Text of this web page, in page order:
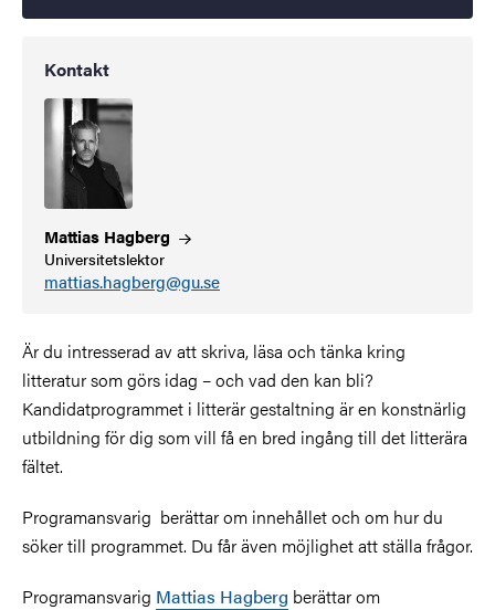
Kontakt
Mattias Hagberg
Universitetslektor
mattias.hagberg@gu.se
Är du intresserad av att skriva, läsa och tänka kring
litteratur som görs idag – och vad den kan bli?
Kandidatprogrammet i litterär gestaltning är en konstnärlig
utbildning för dig som vill få en bred ingång till det litterära
fältet.
Programansvarig berättar om innehållet och om hur du
söker till programmet. Du får även möjlighet att ställa frågor.
Programansvarig Mattias Hagberg berättar om